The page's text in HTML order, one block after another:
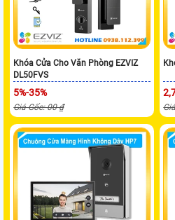
Khóa Cửa Cho Văn Phòng EZVIZ
DL50FVS
5%-35%
Giá Gốc: 00 ₫